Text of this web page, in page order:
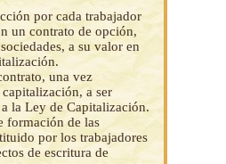
por cada trabajador
un contrato de opción,
a su valor en
una vez
a ser
la Ley de Capitalización.
formación de las
por los trabajadores
de escritura de